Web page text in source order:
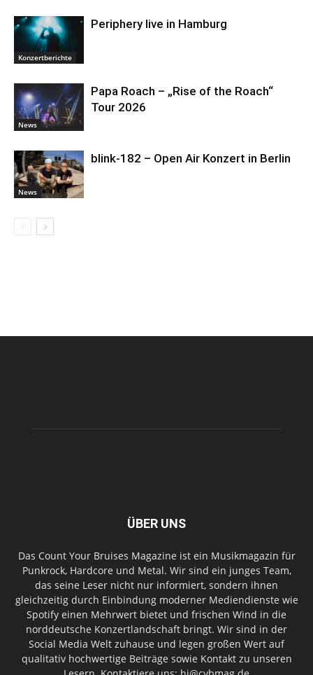
Konzertberichte
Periphery live in Hamburg
News
Papa Roach – „Rise of the Roach“
Tour 2026
News
blink-182 – Open Air Konzert in Berlin
ÜBER UNS
Das Count Your Bruises Magazine ist ein Musikmagazin für
Punkrock, Hardcore und Metal. Wir sind ein junges Team,
das seine Leser nicht nur informiert, sondern ihnen
gleichzeitig durch Einbindung moderner Mediendienste wie
Spotify einen Mehrwert bietet und frischen Wind in die
norddeutsche Konzertlandschaft bringt. Wir sind in der
Social Media Welt zuhause und legen großen Wert auf
qualitativ hochwertige Beiträge sowie Kontakt zu unseren